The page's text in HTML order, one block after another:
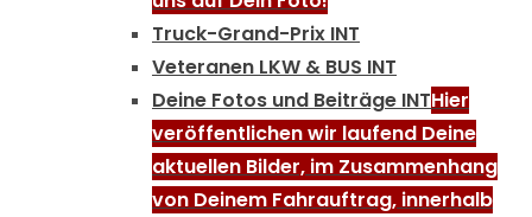
Truck-Grand-Prix INT
Veteranen LKW & BUS INT
Deine Fotos und Beiträge INTHier
veröffentlichen wir laufend Deine
aktuellen Bilder, im Zusammenhang
von Deinem Fahrauftrag, innerhalb